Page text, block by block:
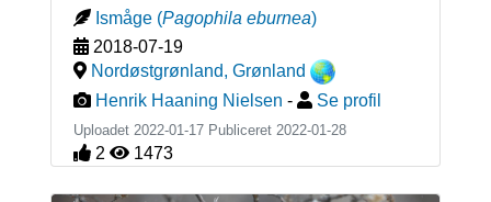
Ismåge (Pagophila eburnea)
2018-07-19
Nordøstgrønland, Grønland
Henrik Haaning Nielsen - Se profil
Uploadet 2022-01-17 Publiceret 2022-01-28
2 1473